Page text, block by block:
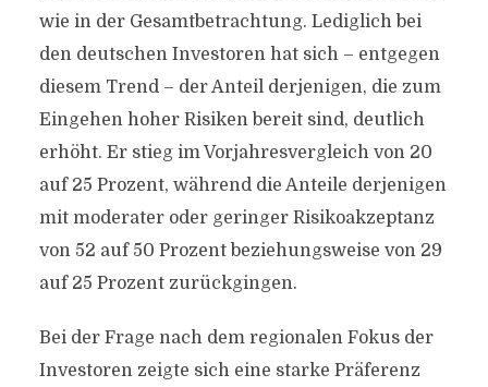
wie in der Gesamtbetrachtung. Lediglich bei
den deutschen Investoren hat sich – entgegen
diesem Trend – der Anteil derjenigen, die zum
Eingehen hoher Risiken bereit sind, deutlich
erhöht. Er stieg im Vorjahresvergleich von 20
auf 25 Prozent, während die Anteile derjenigen
mit moderater oder geringer Risikoakzeptanz
von 52 auf 50 Prozent beziehungsweise von 29
auf 25 Prozent zurückgingen.
Bei der Frage nach dem regionalen Fokus der
Investoren zeigte sich eine starke Präferenz